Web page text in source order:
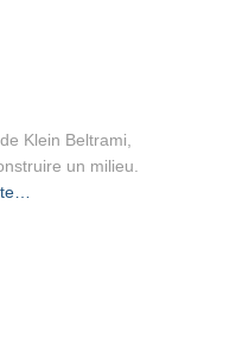
Klein Beltrami,
un milieu.